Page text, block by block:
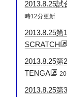
2013.8.25試
時12分更新
2013.8.25第
SCRATCH
2013.8.25第
TENGA
2013.8.25